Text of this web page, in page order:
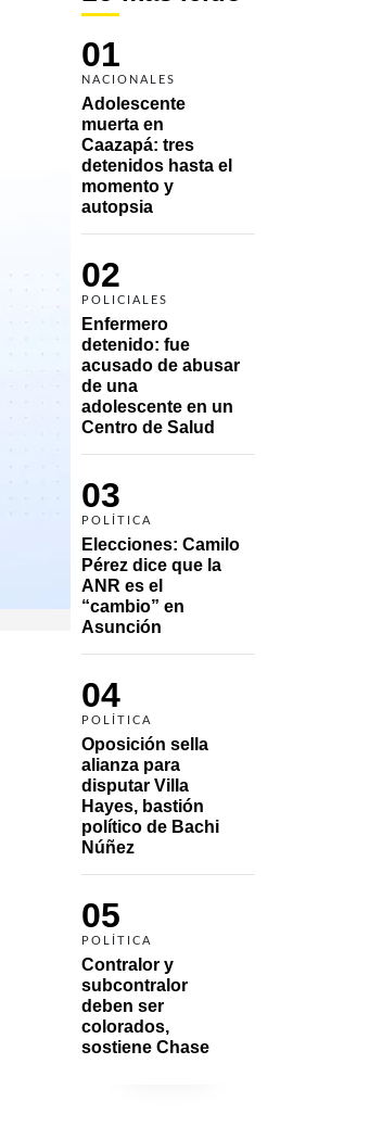
01
NACIONALES
Adolescente
muerta en
Caazapá: tres
detenidos hasta el
momento y
autopsia
02
POLICIALES
Enfermero
detenido: fue
acusado de abusar
de una
adolescente en un
Centro de Salud
03
POLÍTICA
Elecciones: Camilo
Pérez dice que la
ANR es el
“cambio” en
Asunción
04
POLÍTICA
Oposición sella
alianza para
disputar Villa
Hayes, bastión
político de Bachi
Núñez
05
POLÍTICA
Contralor y
subcontralor
deben ser
colorados,
sostiene Chase